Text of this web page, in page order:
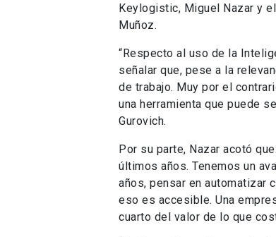
Keylogistic, Miguel Nazar y
Muñoz.
“Respecto al uso de la
señalar que, pese a la
de trabajo. Muy por el
una herramienta que puede
Gurovich.
Por su parte, Nazar acotó
últimos años. Tenemos un
años, pensar en automatizar
eso es accesible. Una
cuarto del valor de lo que